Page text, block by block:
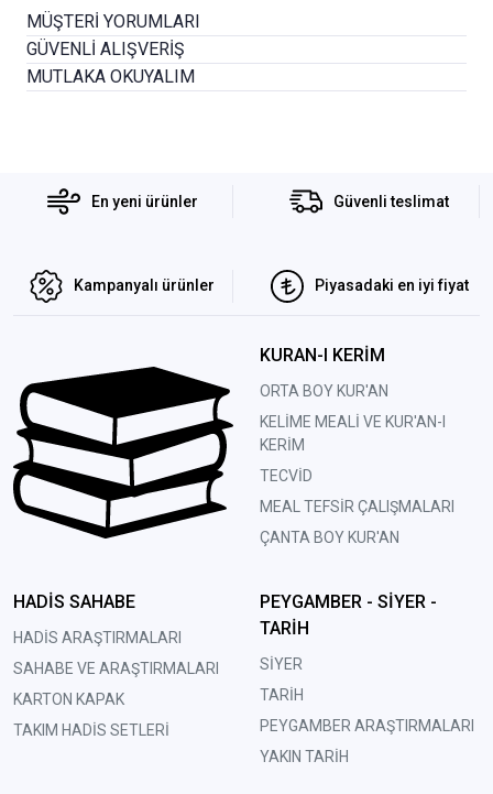
MÜŞTERİ YORUMLARI
GÜVENLİ ALIŞVERİŞ
MUTLAKA OKUYALIM
En yeni ürünler Güvenli teslimat
Kampanyalı ürünler Piyasadaki en iyi fiyat
KURAN-I KERİM
ORTA BOY KUR'AN
KELİME MEALİ VE KUR'AN-I
KERİM
TECVİD
MEAL TEFSİR ÇALIŞMALARI
ÇANTA BOY KUR'AN
HADİS SAHABE
HADİS ARAŞTIRMALARI
SAHABE VE ARAŞTIRMALARI
KARTON KAPAK
TAKIM HADİS SETLERİ
PEYGAMBER - SİYER -
TARİH
SİYER
TARİH
PEYGAMBER ARAŞTIRMALARI
YAKIN TARİH